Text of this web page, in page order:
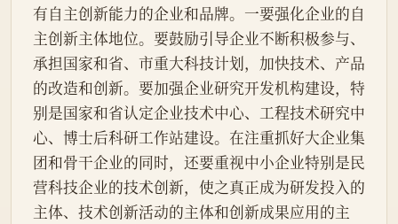
有自主创新能力的企业和品牌。一要强化企业的自
主创新主体地位。要鼓励引导企业不断积极参与、
承担国家和省、市重大科技计划，加快技术、产品
的改造和创新。要加强企业研究开发机构建设，特
别是国家和省认定企业技术中心、工程技术研究中
心、博士后科研工作站建设。在注重抓好大企业集
团和骨干企业的同时，还要重视中小企业特别是民
营科技企业的技术创新，使之真正成为研发投入的
主体、技术创新活动的主体和创新成果应用的主